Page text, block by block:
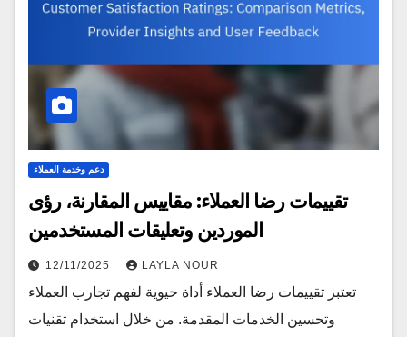
دعم وخدمة العملاء
تقييمات رضا العملاء: مقاييس المقارنة، رؤى
الموردين وتعليقات المستخدمين
12/11/2025 LAYLA NOUR
تعتبر تقييمات رضا العملاء أداة حيوية لفهم تجارب العملاء
وتحسين الخدمات المقدمة. من خلال استخدام تقنيات